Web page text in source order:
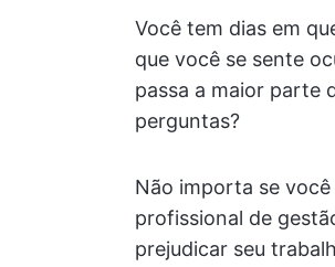
Você tem dias em
que você se sente
passa a maior parte
perguntas?
Não importa se
profissional de
prejudicar seu